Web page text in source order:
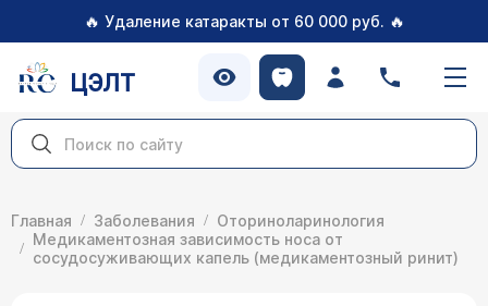
🔥 Удаление катаракты от 60 000 руб. 🔥
ЦЭЛТ
Главная Заболевания
Оториноларинология
Медикаментозная зависимость носа от
сосудосуживающих капель (медикаментозный ринит)